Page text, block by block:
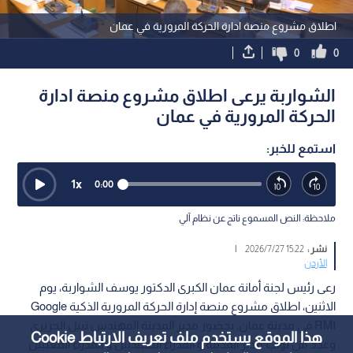
هذا الموقع يستخدم ملف تعريف الارتباط Cookie
اطلاق مشروع منصة ادارة الحركة المرورية في عمان
0
0
الشواربة يرعى اطلاق مشروع منصة ادارة
الحركة المرورية في عمان
استمع للخبر:
0:00
1x
ملاحظة: النص المسموع ناتج عن نظام آلي
نشر :15:22 2026/7/27
|
الأردن
رعى رئيس لجنة أمانة عمان الكبرى الدكتور يوسف الشواربة، يوم
الاثنين، اطلاق مشروع منصة إدارة الحركة المرورية الذكية Google
وعدد من نواب مدير المدينة و المدراء التنفيذيين و المدراء المعنيين